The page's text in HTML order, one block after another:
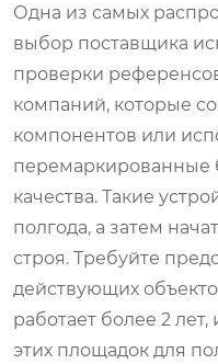
Одна из самых
выбор поставщика
проверки
компаний, которые
компонентов или
перемаркированные
качества. Такие
полгода, а затем
строя. Требуйте
действующих
работает более 2
этих площадок для